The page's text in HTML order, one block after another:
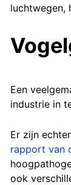
luchtwegen,
Een
industrie in
Er zijn echter
rapport van
ook